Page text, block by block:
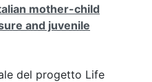
mother-child
and juvenile
del progetto Life